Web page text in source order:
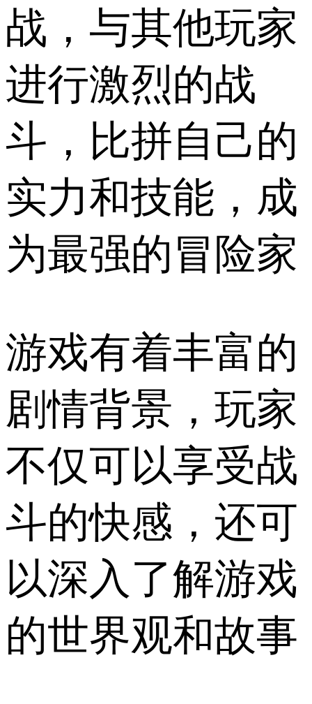
战，与其他玩家
进行激烈的战
斗，比拼自己的
实力和技能，成
为最强的冒险家
游戏有着丰富的
剧情背景，玩家
不仅可以享受战
斗的快感，还可
以深入了解游戏
的世界观和故事